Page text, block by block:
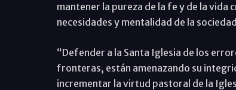
mantener la pureza de la fe y de la
necesidades y mentalidad de la
“Defender a la Santa Iglesia de los
fronteras, están amenazando su
incrementar la virtud pastoral de la